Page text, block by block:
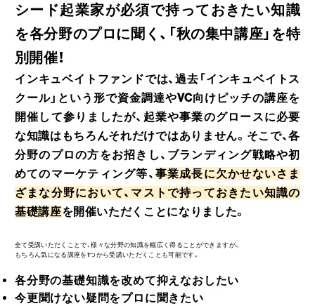
シード起業家が必須で持っておきたい知識
を各分野のプロに聞く、「秋の集中講座」を特
別開催！
インキュベイトファンドでは、過去「インキュベイトス
クール」という形で資金調達やVC向けピッチの講座を
開催して参りましたが、起業や事業のグロースに必要
な知識はもちろんそれだけではありません。そこで、各
分野のプロの方をお招きし、ブランディング戦略や初
めてのマーケティング等、 事業成長に欠かせないさま
ざまな分野において、マストで持っておきたい知識の
基礎講座を開催いただくことになりました。
全て受講いただくことで、様々な分野の知識を幅広く得ることができますが、
もちろん気になる講座を1つから受講いただくことも可能です。
各分野の基礎知識を改めて抑えなおしたい
今更聞けない疑問をプロに聞きたい